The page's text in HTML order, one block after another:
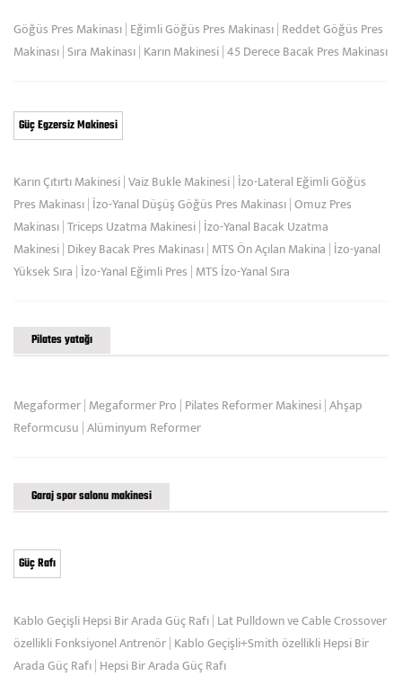
Göğüs Pres Makinası| Eğimli Göğüs Pres Makinası| Reddet Göğüs Pres
Makinası|Sıra Makinası| Karın Makinesi|45 Derece Bacak Pres Makinası
Güç Egzersiz Makinesi
Karın Çıtırtı Makinesi|Vaiz Bukle Makinesi| İzo-Lateral Eğimli Göğüs
Pres Makinası| İzo-Yanal Düşüş Göğüs Pres Makinası|Omuz Pres
Makinası|Triceps Uzatma Makinesi| İzo-Yanal Bacak Uzatma
Makinesi| Dikey Bacak Pres Makinası| MTS Ön Açılan Makina | İzo-yanal
Yüksek Sıra | İzo-Yanal Eğimli Pres | MTS İzo-Yanal Sıra
Pilates yatağı
Megaformer| Megaformer Pro | Pilates Reformer Makinesi|Ahşap
Reformcusu |Alüminyum Reformer
Garaj spor salonu makinesi
Güç Rafı
Kablo Geçişli Hepsi Bir Arada Güç Rafı| Lat Pulldown ve Cable Crossover
özellikli Fonksiyonel Antrenör| Kablo Geçişli+Smith özellikli Hepsi Bir
Arada Güç Rafı| Hepsi Bir Arada Güç Rafı